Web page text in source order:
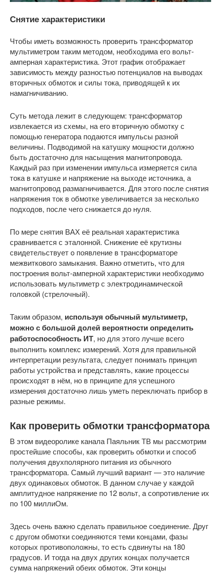
Снятие характеристики
Чтобы иметь возможность проверить трансформатор
мультиметром таким методом, необходима его вольт-
амперная характеристика. Этот график отображает
зависимость между разностью потенциалов на выводах
вторичных обмоток и силы тока, приводящей к их
намагничиванию.
Суть метода лежит в следующем: трансформатор
извлекается из схемы, на его вторичную обмотку с
помощью генератора подаются импульсы разной
величины. Подводимой на катушку мощности должно
быть достаточно для насыщения магнитопровода.
Каждый раз при изменении импульса измеряется сила
тока в катушке и напряжение на выходе источника, а
магнитопровод размагничивается. Для этого после снятия
напряжения ток в обмотке увеличивается за несколько
подходов, после чего снижается до нуля.
По мере снятия ВАХ её реальная характеристика
сравнивается с эталонной. Снижение её крутизны
свидетельствует o появление в трансформаторе
межвиткового замыкания. Важно отметить, что для
построения вольт-амперной характеристики необходимо
использовать мультиметр с электродинамической
головкой (стрелочный).
Таким образом, используя обычный мультиметр,
можно с большой долей вероятности определить
работоспособность ИТ, но для этого лучше всего
выполнить комплекс измерений. Хотя для правильной
интерпретации результата, следует понимать принцип
работы устройства и представлять, какие процессы
происходят в нём, но в принципе для успешного
измерения достаточно лишь уметь переключать прибор в
разные режимы.
Как проверить обмотки трансформатора
В этом видеоролике канала Паяльник ТВ мы рассмотрим
простейшие способы, как проверить обмотки и способ
получения двухполярного питания из обычного
трансформатора. Самый лучший вариант — это наличие
двух одинаковых обмоток. В данном случае у каждой
амплитудное напряжение по 12 вольт, а сопротивление их
по 100 миллиОм.
Здесь очень важно сделать правильное соединение. Друг
с другом обмотки соединяются теми концами, фазы
которых противоположны, то есть сдвинуты на 180
градусов. И тогда на двух других концах получается
сумма напряжений обеих обмоток. Эти концы